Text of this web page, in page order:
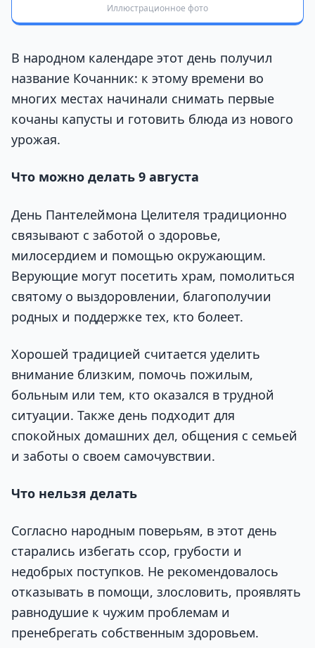
Иллюстрационное фото
В народном календаре этот день получил
название Кочанник: к этому времени во
многих местах начинали снимать первые
кочаны капусты и готовить блюда из нового
урожая.
Что можно делать 9 августа
День Пантелеймона Целителя традиционно
связывают с заботой о здоровье,
милосердием и помощью окружающим.
Верующие могут посетить храм, помолиться
святому о выздоровлении, благополучии
родных и поддержке тех, кто болеет.
Хорошей традицией считается уделить
внимание близким, помочь пожилым,
больным или тем, кто оказался в трудной
ситуации. Также день подходит для
спокойных домашних дел, общения с семьей
и заботы о своем самочувствии.
Что нельзя делать
Согласно народным поверьям, в этот день
старались избегать ссор, грубости и
недобрых поступков. Не рекомендовалось
отказывать в помощи, злословить, проявлять
равнодушие к чужим проблемам и
пренебрегать собственным здоровьем.